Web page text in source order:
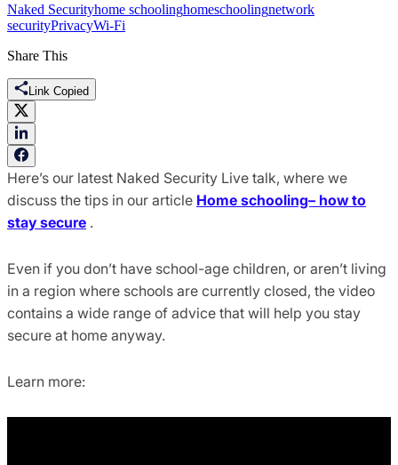
Naked Securityhome schoolinghomeschoolingnetwork
securityPrivacyWi-Fi
Share This
Link Copied
Here’s our latest Naked Security Live talk, where we
discuss the tips in our article Home schooling– how to
stay secure .
Even if you don’t have school-age children, or aren’t living
in a region where schools are currently closed, the video
contains a wide range of advice that will help you stay
secure at home anyway.
Learn more: